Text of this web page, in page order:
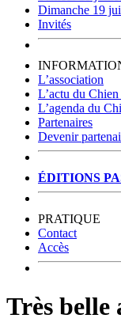
Dimanche 19
Invités
L’association
L’actu du Chien
L’agenda du
Partenaires
Devenir
ÉDITIONS
PRATIQUE
Contact
Accès
Très belle